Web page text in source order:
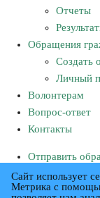
Отчеты
Обращения
Создать
Личный
Волонтерам
Вопрос-ответ
Контакты
Отправить
с.
Сайт использует
Метрика с